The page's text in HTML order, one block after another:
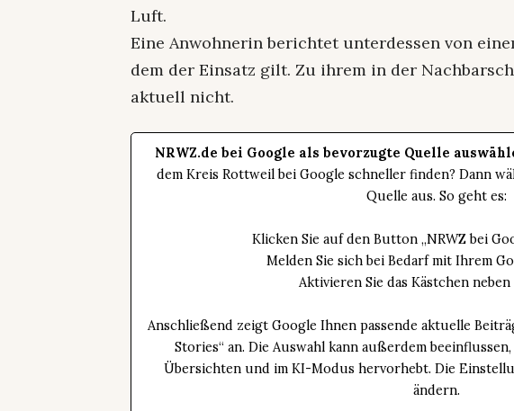
Luft.
Eine Anwohnerin berichtet unterdessen von
dem der Einsatz gilt. Zu ihrem in der
aktuell nicht.
NRWZ.de bei Google als bevorzugte Quelle
dem Kreis Rottweil bei Google schneller finden? Dann
Quelle aus. So geht es:
Klicken Sie auf den Button „NRWZ bei
Melden Sie sich bei Bedarf mit Ihrem
Aktivieren Sie das Kästchen neben
Anschließend zeigt Google Ihnen passende aktuelle
Stories“ an. Die Auswahl kann außerdem
Übersichten und im KI-Modus hervorhebt. Die
ändern.